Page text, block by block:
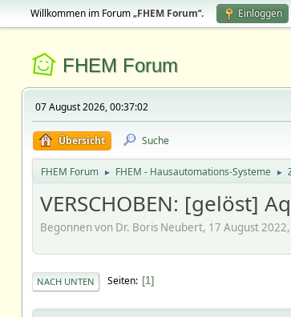
Willkommen im Forum „FHEM Forum“. Einloggen
FHEM Forum
07 August 2026, 00:37:02
Übersicht Suche
FHEM Forum ► FHEM - Hausautomations-Systeme ►
VERSCHOBEN: [gelöst]
Begonnen von Dr. Boris Neubert, 17 August
NACH UNTEN Seiten 1